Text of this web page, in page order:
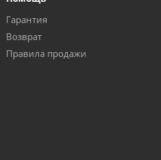
Гарантия
Возврат
Правила продажи